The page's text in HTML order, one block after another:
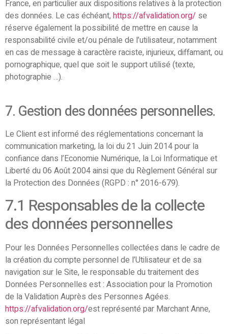
France, en particulier aux dispositions relatives à la protection
des données. Le cas échéant, https://afvalidation.org/ se
réserve également la possibilité de mettre en cause la
responsabilité civile et/ou pénale de l’utilisateur, notamment
en cas de message à caractère raciste, injurieux, diffamant, ou
pornographique, quel que soit le support utilisé (texte,
photographie …).
7. Gestion des données personnelles.
Le Client est informé des réglementations concernant la
communication marketing, la loi du 21 Juin 2014 pour la
confiance dans l’Economie Numérique, la Loi Informatique et
Liberté du 06 Août 2004 ainsi que du Règlement Général sur
la Protection des Données (RGPD : n° 2016-679).
7.1 Responsables de la collecte
des données personnelles
Pour les Données Personnelles collectées dans le cadre de
la création du compte personnel de l’Utilisateur et de sa
navigation sur le Site, le responsable du traitement des
Données Personnelles est : Association pour la Promotion
de la Validation Auprès des Personnes Agées.
https://afvalidation.org/est représenté par Marchant Anne,
son représentant légal